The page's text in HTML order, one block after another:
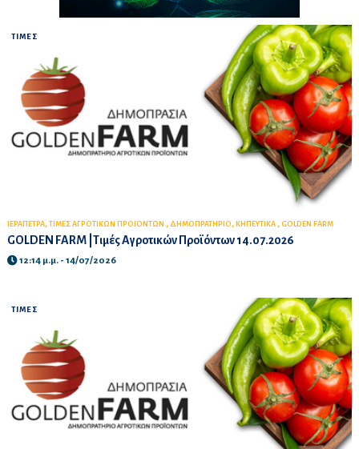
ΤΙΜΕΣ
ΙΕΡΑΠΕΤΡΑ, ΤΙΜΕΣ ΑΓΡΟΤΙΚΩΝ ΠΡΟΙΟΝΤΩΝ , ΔΗΜΟΠΡΑΤΗΡΙΟ, ΚΗΠΕΥΤΙΚΑ , GOLDEN FARM
GOLDEN FARM |Τιμές Αγροτικών Προϊόντων 14.07.2026
12:14 μ.μ. - 14/07/2026
ΤΙΜΕΣ